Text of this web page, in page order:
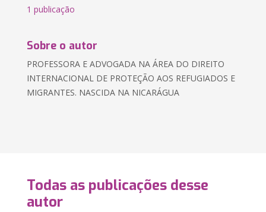
1 publicação
Sobre o autor
PROFESSORA E ADVOGADA NA ÁREA DO DIREITO
INTERNACIONAL DE PROTEÇÃO AOS REFUGIADOS E
MIGRANTES. NASCIDA NA NICARÁGUA
Todas as publicações desse
autor